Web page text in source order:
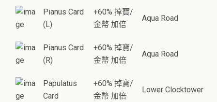
Pianus Card
(L)
+60% 掉寶/
金幣 加倍
Aqua Road
Pianus Card
(R)
+60% 掉寶/
金幣 加倍
Aqua Road
Papulatus
Card
+60% 掉寶/
金幣 加倍
Lower Clocktower